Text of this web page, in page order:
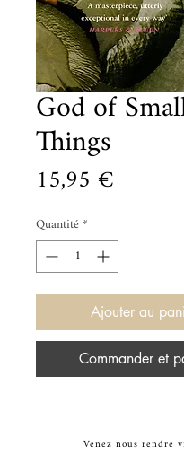
God of
Things
15,95 €
Quantité*
Ajouter au
Commander et
Venez nous rendre